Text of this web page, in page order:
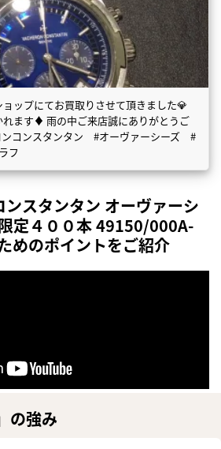
ップにてお買取りさせて頂きました💎
れます♦️ 雨の中ご来店誠にありがとうご
ンコンスタンタン #オーヴァーシーズ #
フ
スタンタン オーヴァーシ
定４００本 49150/000A-
めのポイントをご紹介
の強み